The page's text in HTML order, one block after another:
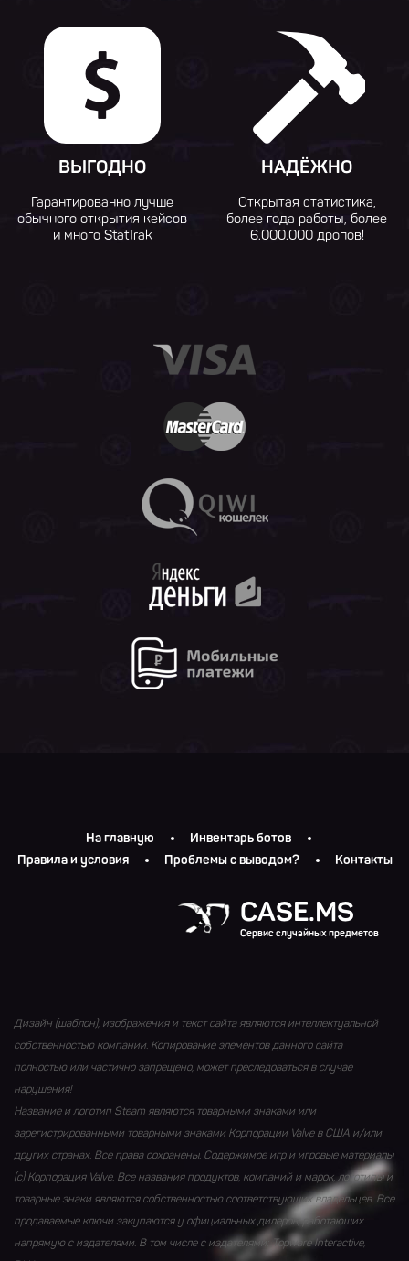
ВЫГОДНО
Гарантированно лучше
обычного открытия кейсов
и много StatTrak
НАДЁЖНО
Открытая статистика,
более года работы, более
6.000.000 дропов!
На главную
Инвентарь ботов
Правила и условия
Проблемы с выводом? Контакты
CASE.MS
Сервис случайных предметов
Дизайн (шаблон), изображения и текст сайта являются интеллектуальной
собственностью компании. Копирование элементов данного сайта
полностью или частично запрещено, может преследоваться в случае
нарушения!
Название и логотип Steam являются товарными знаками или
зарегистрированными товарными знаками Корпорации Valve в США и/или
других странах. Все права сохранены. Содержимое игр и игровые материалы
(с) Корпорация Valve. Все названия продуктов, компаний и марок, логотипы и
товарные знаки являются собственностью соответствующих владельцев. Все
продаваемые ключи закупаются у официальных дилеров, работающих
напрямую с издателями. В том числе с издателями: Topware Interactive,